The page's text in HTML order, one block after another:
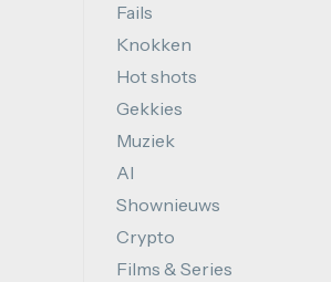
Fails
Knokken
Hot shots
Gekkies
Muziek
AI
Shownieuws
Crypto
Films & Series